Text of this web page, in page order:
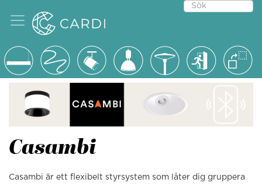
Casambi
Casambi är ett flexibelt styrsystem som låter dig gruppera